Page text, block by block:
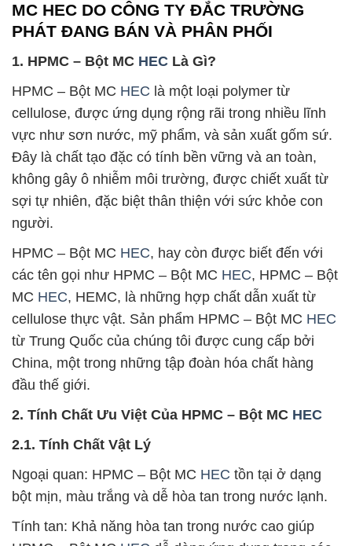
MC HEC DO CÔNG TY ĐẮC TRƯỜNG
PHÁT ĐANG BÁN VÀ PHÂN PHỐI
1. HPMC – Bột MC HEC Là Gì?
HPMC – Bột MC HEC là một loại polymer từ
cellulose, được ứng dụng rộng rãi trong nhiều lĩnh
vực như sơn nước, mỹ phẩm, và sản xuất gốm sứ.
Đây là chất tạo đặc có tính bền vững và an toàn,
không gây ô nhiễm môi trường, được chiết xuất từ
sợi tự nhiên, đặc biệt thân thiện với sức khỏe con
người.
HPMC – Bột MC HEC, hay còn được biết đến với
các tên gọi như HPMC – Bột MC HEC, HPMC – Bột
MC HEC, HEMC, là những hợp chất dẫn xuất từ
cellulose thực vật. Sản phẩm HPMC – Bột MC HEC
từ Trung Quốc của chúng tôi được cung cấp bởi
China, một trong những tập đoàn hóa chất hàng
đầu thế giới.
2. Tính Chất Ưu Việt Của HPMC – Bột MC HEC
2.1. Tính Chất Vật Lý
Ngoại quan: HPMC – Bột MC HEC tồn tại ở dạng
bột mịn, màu trắng và dễ hòa tan trong nước lạnh.
Tính tan: Khả năng hòa tan trong nước cao giúp